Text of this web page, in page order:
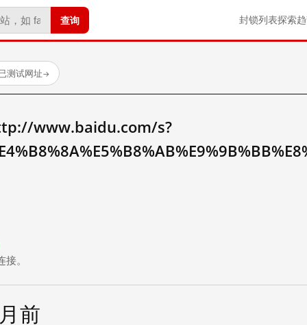
查询 封锁列表探索
测试网址→
www.baidu.com/s?
。
前